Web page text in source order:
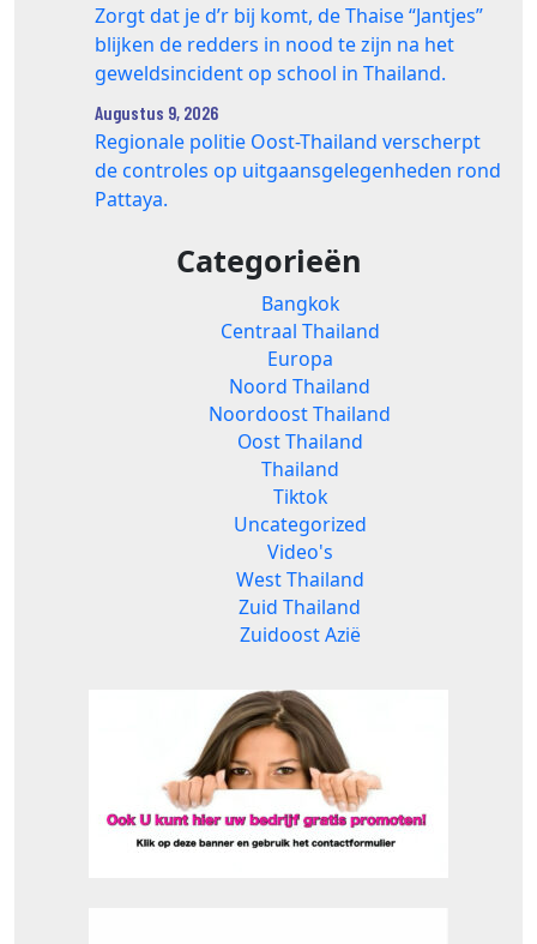
Zorgt dat je d’r bij komt, de Thaise “Jantjes”
blijken de redders in nood te zijn na het
geweldsincident op school in Thailand.
Augustus 9, 2026
Regionale politie Oost-Thailand verscherpt
de controles op uitgaansgelegenheden rond
Pattaya.
Categorieën
Bangkok
Centraal Thailand
Europa
Noord Thailand
Noordoost Thailand
Oost Thailand
Thailand
Tiktok
Uncategorized
Video's
West Thailand
Zuid Thailand
Zuidoost Azië